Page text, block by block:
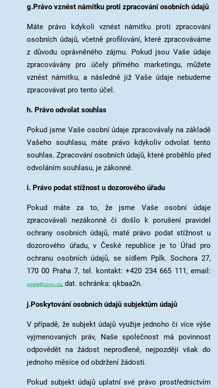
g.Právo vznést námitku proti zpracování osobních údajů
Máte právo kdykoli vznést námitku proti zpracování
osobních údajů, včetně profilování, které zpracováváme
z důvodu oprávněného zájmu. Pokud jsou Vaše údaje
zpracovávány pro účely přímého marketingu, můžete
vznést námitku, a následně již Vaše údaje nebudeme
zpracovávat pro tento účel.
h. Právo odvolat souhlas
Pokud jsme Vaše osobní údaje zpracovávaly na základě
Vašeho souhlasu, máte právo kdykoliv odvolat tento
souhlas. Zpracování osobních údajů, které proběhlo před
odvoláním souhlasu, je zákonné.
i. Právo podat stížnost u dozorového úřadu
Pokud máte za to, že jsme Vaše osobní údaje
zpracovávali nezákonně či došlo k porušení pravidel
ochrany osobních údajů, maté právo podat stížnost u
dozorového úřadu, v České republice je to Úřad pro
ochranu osobních údajů, se sídlem Pplk. Sochora 27,
170 00 Praha 7, tel. kontakt: +420 234 665 111, email:
posta@uoou.cz, dat. schránka: qkbaa2n.
j.Poskytování osobních údajů subjektům údajů
V případě, že subjekt údajů využije jednoho či více výše
vyjmenovaných práv, Naše společnost má povinnost
odpovědět na žádost neprodleně, nejpozději však do
jednoho měsíce od obdržení žádosti.
Pokud subjekt údajů uplatní své právo prostřednictvím